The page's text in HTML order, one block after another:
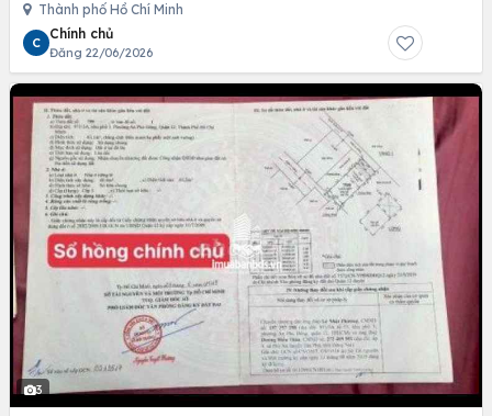
Thành phố Hồ Chí Minh
C
Chính chủ
Đăng 22/06/2026
3